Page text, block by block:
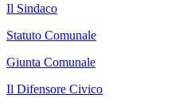
Il Sindaco
Statuto Comunale
Giunta Comunale
Il Difensore Civico